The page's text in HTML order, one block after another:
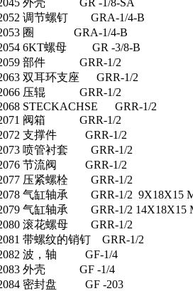
外壳 GR -1/8-SA
调节螺钉 GRA-1/4-B
圈 GRA-1/4-B
6KT螺母 GR -3/8-B
部件 GRR-1/2
双耳环支座 GRR-1/2
压辊 GRR-1/2
STECKACHSE GRR-1/2
阀箱 GRR-1/2
支撑件 GRR-1/2
喷管衬套 GRR-1/2
节流阀 GRR-1/2
压紧螺栓 GRR-1/2
气缸轴承 GRR-1/2 9X18X15
气缸轴承 GRR-1/2 14X18X15
滚花螺母 GRR-1/2
带螺纹的销钉 GRR-1/2
波，轴 GF-1/4
外壳 GF -1/4
密封盘 GF -203